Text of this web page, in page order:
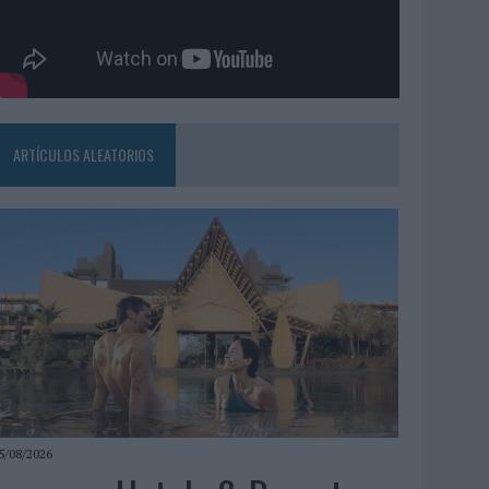
ARTÍCULOS ALEATORIOS
08/2026